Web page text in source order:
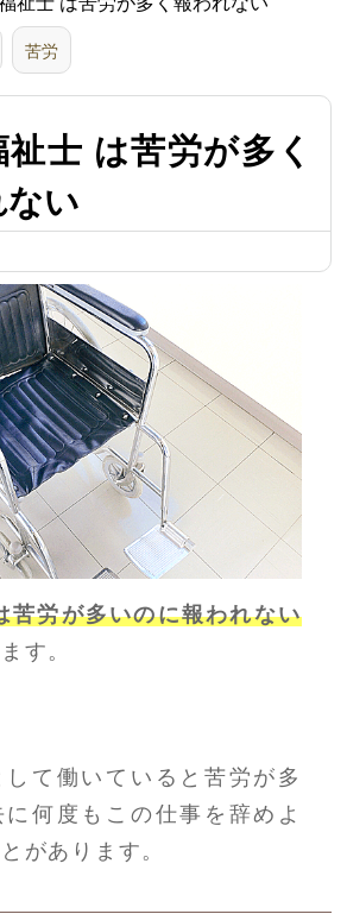
苦労
士 は苦労が多く
い
苦労が多いのに報われない
す。
て働いていると苦労が多
に何度もこの仕事を辞めよ
があります。